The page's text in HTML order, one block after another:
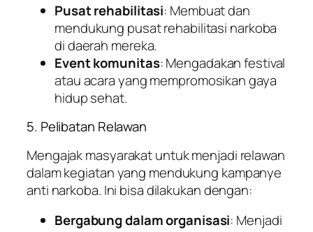
Pusat rehabilitasi: Membuat dan
mendukung pusat rehabilitasi narkoba
di daerah mereka.
Event komunitas: Mengadakan festival
atau acara yang mempromosikan gaya
hidup sehat.
5. Pelibatan Relawan
Mengajak masyarakat untuk menjadi relawan
dalam kegiatan yang mendukung kampanye
anti narkoba. Ini bisa dilakukan dengan:
Bergabung dalam organisasi: Menjadi